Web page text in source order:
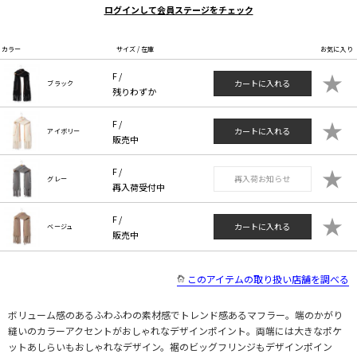
ログインして会員ステージをチェック
カラー サイズ / 在庫 お気に入り
ブラック
F /
残りわずか
カートに入れる ★
アイボリー
F /
販売中
カートに入れる ★
グレー
F /
再入荷受付中
再入荷お知らせ ★
ベージュ
F /
販売中
カートに入れる ★
このアイテムの取り扱い店舗を調べる
ボリューム感のあるふわふわの素材感でトレンド感あるマフラー。端のかがり
縫いのカラーアクセントがおしゃれなデザインポイント。両端には大きなポケ
ットあしらいもおしゃれなデザイン。裾のビッグフリンジもデザインポイン